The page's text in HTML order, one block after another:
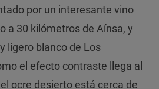
por un interesante vino
a 30 kilómetros de Aínsa, y
ligero blanco de Los
el efecto contraste llega al
ocre desierto está cerca de